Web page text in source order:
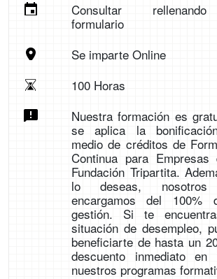
Consultar
formulario
Se imparte Online
100 Horas
Nuestra formación es
se aplica la
medio de créditos de
Continua para
Fundación Tripartita.
lo deseas,
encargamos del 100%
gestión. Si te
situación de desempleo,
beneficiarte de hasta un
descuento inmediato en
nuestros programas